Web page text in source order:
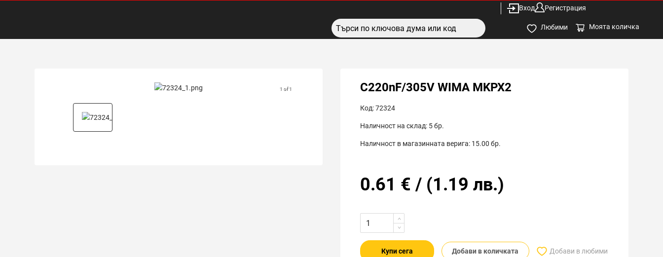
Вход Регистрация
Любими Моята количка
1 of 1 C220nF/305V WIMA MKPX2
Код:72324
Наличност на склад: 5бр.
Наличност в магазинната верига: 15.00 бр.
0.61 € / (1.19 лв.)
Купи сега Добави в количката Добави в любими